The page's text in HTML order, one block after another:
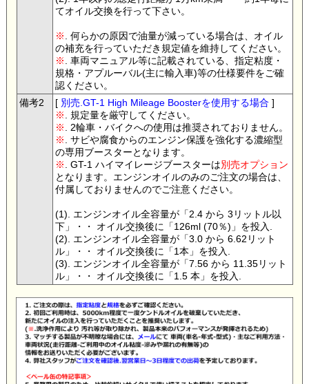
てオイル交換を行って下さい。
※ . 何らかの原因で油量が減っている場合は、オイル
の補充を行っていただき規定値を維持してください。
※ . 車両マニュアル等に記載されている、指定粘度・
規格・アプルーバル(主に輸入車)等の仕様要件をご確
認ください。
備考2
[ 別売.GT-1 High Mileage Boosterを使用する場合 ]
※ . 規定量を厳守してください。
※ . 2輪車・バイクへの使用は推奨されておりません。
※ . サビや腐食からのエンジン保護を強化する濃縮型
の専用ブースターとなります。
※ . GT-1 ハイマイレージブースターは別売オプション
となります。エンジンオイルのみのご注文の場合は、
付属しておりませんのでご注意ください。
(1). エンジンオイル全容量が「2.4 から 3リットル以
下」・・ オイル交換後に「126ml (70％)」を投入.
(2). エンジンオイル全容量が「3.0 から 6.62リット
ル」・・ オイル交換後に「1本」を投入.
(3). エンジンオイル全容量が「7.56 から 11.35リット
ル」・・ オイル交換後に「1.5 本」を投入.